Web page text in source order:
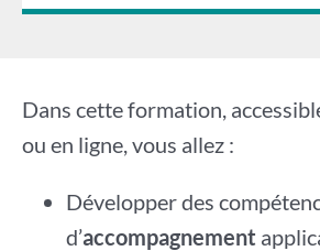
Dans cette formation,
ou en ligne, vous allez :
Développer des
d’accompagnement